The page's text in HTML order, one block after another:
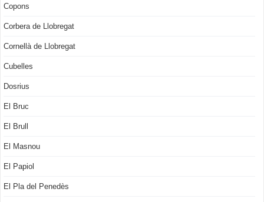
Copons
Corbera de Llobregat
Cornellà de Llobregat
Cubelles
Dosrius
El Bruc
El Brull
El Masnou
El Papiol
El Pla del Penedès